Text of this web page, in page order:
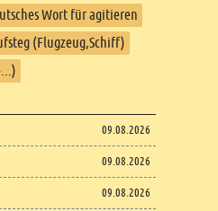
Wort für agitieren
(Flugzeug,Schiff)
09.08.2026
09.08.2026
09.08.2026